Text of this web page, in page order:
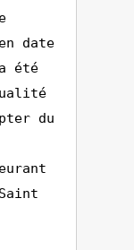
date
été
du